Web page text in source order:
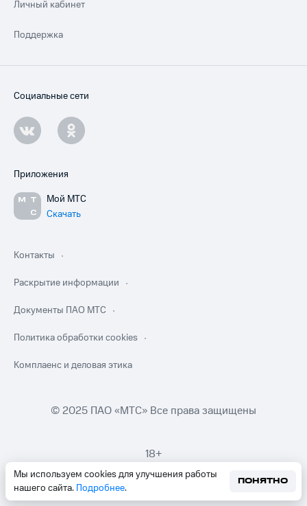
Мы используем cookies для улучшения работы
нашего сайта. Подробнее.
ПОНЯТНО
Личный кабинет
Поддержка
Социальные сети
Приложения
Мой МТС
Скачать
Контакты
Раскрытие информации
Документы ПАО МТС
Политика обработки cookies
Комплаенс и деловая этика
© 2025 ПАО «МТС» Все права защищены
18+